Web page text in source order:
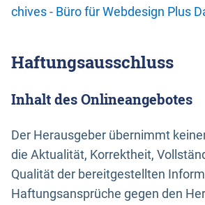
chives - Büro für Webdesign Plus
Haftungsausschluss
Inhalt des Onlineangebotes
Der Herausgeber übernimmt
die Aktualität, Korrektheit,
Qualität der bereitgestellten
Haftungsansprüche gegen den